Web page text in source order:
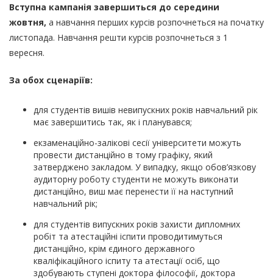
Вступна кампанія завершиться до середини
жовтня, а навчання перших курсів розпочнеться на початку
листопада. Навчання решти курсів розпочнеться з 1
вересня.
За обох сценаріїв:
для студентів вишів невипускних років навчальний рік
має завершитись так, як і планувався;
екзаменаційно-залікові сесії університети можуть
провести дистанційно в тому графіку, який
затверджено закладом. У випадку, якщо обов’язкову
аудиторну роботу студенти не можуть виконати
дистанційно, виш має перенести її на наступний
навчальний рік;
для студентів випускних років захисти дипломних
робіт та атестаційні іспити проводитимуться
дистанційно, крім єдиного державного
кваліфікаційного іспиту та атестації осіб, що
здобувають ступені доктора філософії, доктора